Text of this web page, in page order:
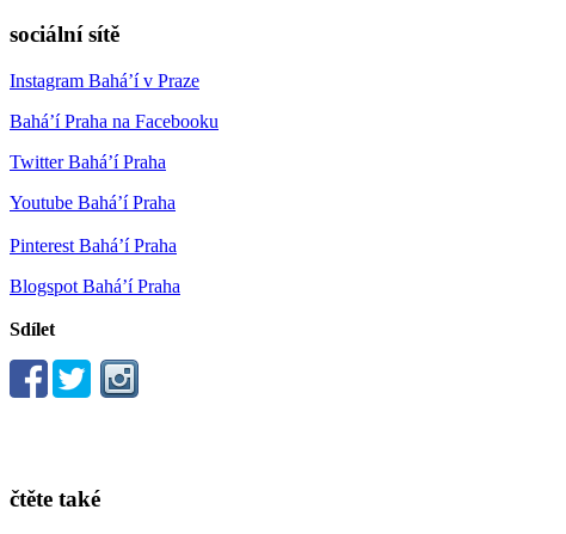
sociální sítě
Instagram Bahá’í v Praze
Bahá’í Praha na Facebooku
Twitter Bahá’í Praha
Youtube Bahá’í Praha
Pinterest Bahá’í Praha
Blogspot Bahá’í Praha
Sdílet
čtěte také